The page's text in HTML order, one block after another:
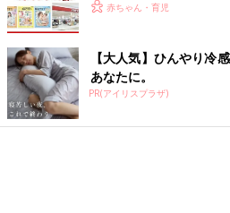
赤ちゃん・育児
【大人気】ひんやり冷
あなたに。
PR(アイリスプラザ)